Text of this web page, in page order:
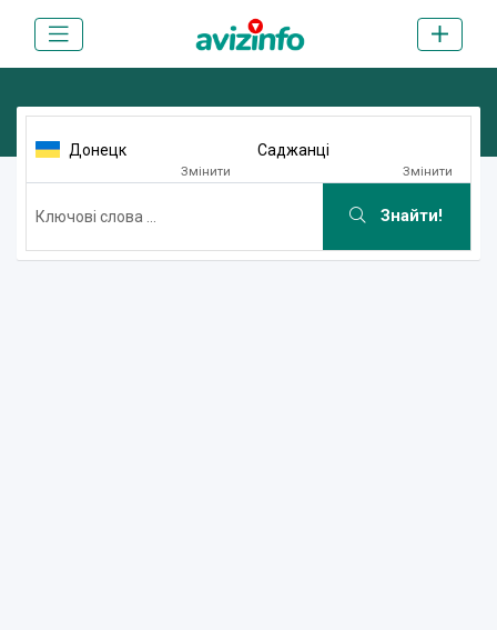
Донецк
Змінити
Саджанці
Змінити
Знайти!